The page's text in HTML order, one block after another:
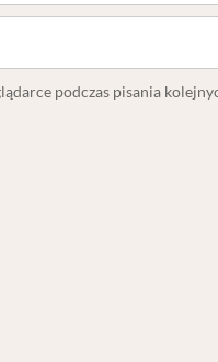
podczas pisania